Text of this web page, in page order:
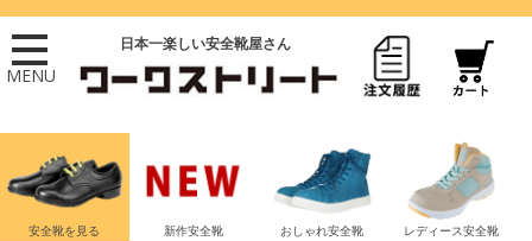
MENU
日本一楽しい安全靴屋さん
安全靴を見る 新作安全靴 おしゃれ安全靴 レディース安全靴